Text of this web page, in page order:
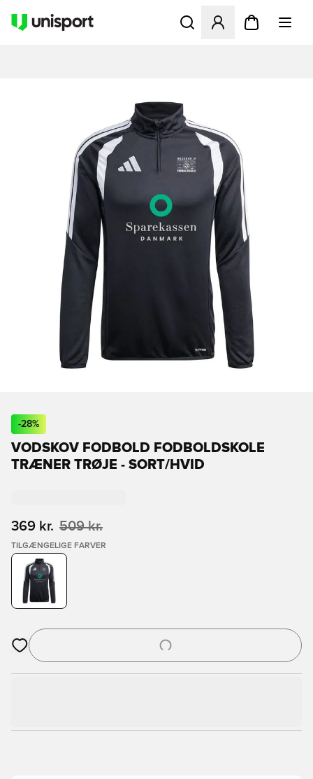
Åbner en Modal til at
-28%
VODSKOV FODBOLD FODBOLDSKOLE
TRÆNER TRØJE - SORT/HVID
369 kr. 509 kr.
TILGÆNGELIGE FARVER
Åbner en Modal til at logge ind eller tilmelde dig som medlem